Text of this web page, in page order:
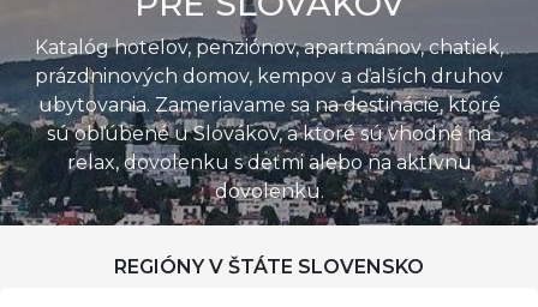
Katalóg hotelov, penziónov, apartmánov, chatiek,
prázdninových domov, kempov a ďalších druhov
ubytovania. Zameriavame sa na destinácie, ktoré
sú obľúbené u Slovákov, a ktoré sú vhodné na
relax, dovolenku s deťmi alebo na aktívnu
dovolenku.
REGIÓNY V ŠTÁTE SLOVENSKO